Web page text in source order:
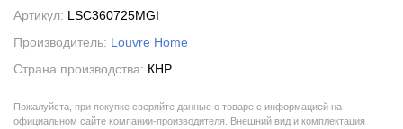
Артикул: LSC360725MGI
Производитель: Louvre Home
Страна производства: КНР
Пожалуйста, при покупке сверяйте данные о товаре с информацией на
официальном сайте компании-производителя. Внешний вид и комплектация